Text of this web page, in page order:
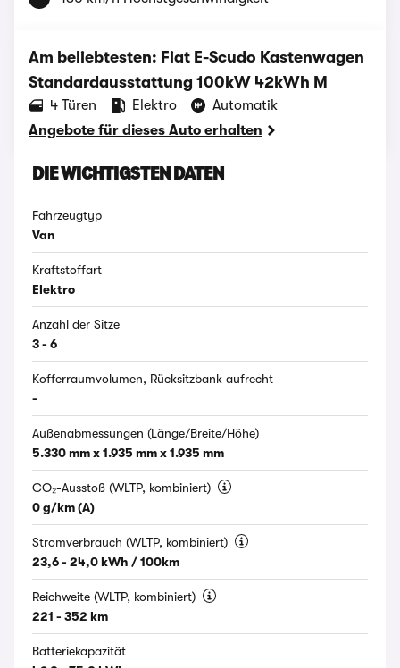
Am beliebtesten: Fiat E-Scudo Kastenwagen
Standardausstattung 100kW 42kWh M
‪4‬ Türen Elektro
Automatik
Angebote für dieses Auto erhalten
DIE WICHTIGSTEN DATEN
Fahrzeugtyp
Van
Kraftstoffart
Elektro
Anzahl der Sitze
3 - 6
Kofferraumvolumen, Rücksitzbank aufrecht
-
Außenabmessungen (Länge/Breite/Höhe)
5.330 mm x 1.935 mm x 1.935 mm
CO₂-Ausstoß (WLTP, kombiniert)
0 g/km (A)
Stromverbrauch (WLTP, kombiniert)
23,6 - 24,0 kWh / 100km
Reichweite (WLTP, kombiniert)
221 - 352 km
Batteriekapazität